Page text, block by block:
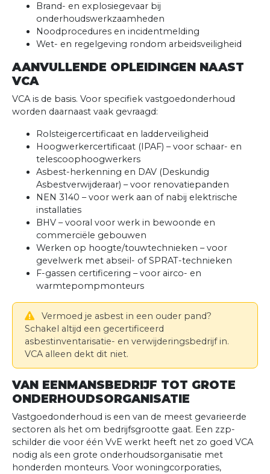
Brand- en explosiegevaar bij
onderhoudswerkzaamheden
Noodprocedures en incidentmelding
Wet- en regelgeving rondom arbeidsveiligheid
AANVULLENDE OPLEIDINGEN NAAST
VCA
VCA is de basis. Voor specifiek vastgoedonderhoud
worden daarnaast vaak gevraagd:
Rolsteigercertificaat en ladderveiligheid
Hoogwerkercertificaat (IPAF) – voor schaar- en
telescoophoogwerkers
Asbest-herkenning en DAV (Deskundig
Asbestverwijderaar) – voor renovatiepanden
NEN 3140 – voor werk aan of nabij elektrische
installaties
BHV – vooral voor werk in bewoonde en
commerciële gebouwen
Werken op hoogte/touwtechnieken – voor
gevelwerk met abseil- of SPRAT-technieken
F-gassen certificering – voor airco- en
warmtepompmonteurs
Vermoed je asbest in een ouder pand?
Schakel altijd een gecertificeerd
asbestinventarisatie- en verwijderingsbedrijf in.
VCA alleen dekt dit niet.
VAN EENMANSBEDRIJF TOT GROTE
ONDERHOUDSORGANISATIE
Vastgoedonderhoud is een van de meest gevarieerde
sectoren als het om bedrijfsgrootte gaat. Een zzp-
schilder die voor één VvE werkt heeft net zo goed VCA
nodig als een grote onderhoudsorganisatie met
honderden monteurs. Voor woningcorporaties,